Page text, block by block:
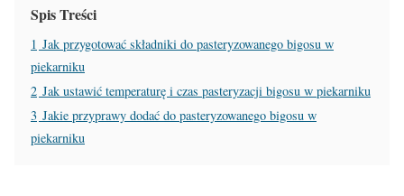
Spis Treści
1 Jak przygotować składniki do pasteryzowanego bigosu w
piekarniku
2 Jak ustawić temperaturę i czas pasteryzacji bigosu w piekarniku
3 Jakie przyprawy dodać do pasteryzowanego bigosu w
piekarniku